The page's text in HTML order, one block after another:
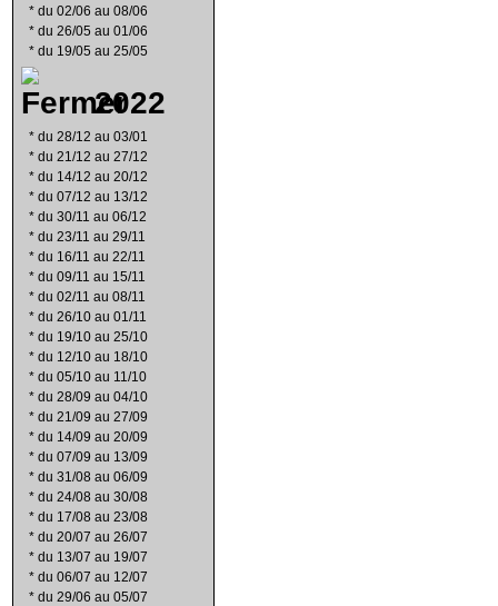
* du 02/06 au 08/06
* du 26/05 au 01/06
* du 19/05 au 25/05
2022
* du 28/12 au 03/01
* du 21/12 au 27/12
* du 14/12 au 20/12
* du 07/12 au 13/12
* du 30/11 au 06/12
* du 23/11 au 29/11
* du 16/11 au 22/11
* du 09/11 au 15/11
* du 02/11 au 08/11
* du 26/10 au 01/11
* du 19/10 au 25/10
* du 12/10 au 18/10
* du 05/10 au 11/10
* du 28/09 au 04/10
* du 21/09 au 27/09
* du 14/09 au 20/09
* du 07/09 au 13/09
* du 31/08 au 06/09
* du 24/08 au 30/08
* du 17/08 au 23/08
* du 20/07 au 26/07
* du 13/07 au 19/07
* du 06/07 au 12/07
* du 29/06 au 05/07